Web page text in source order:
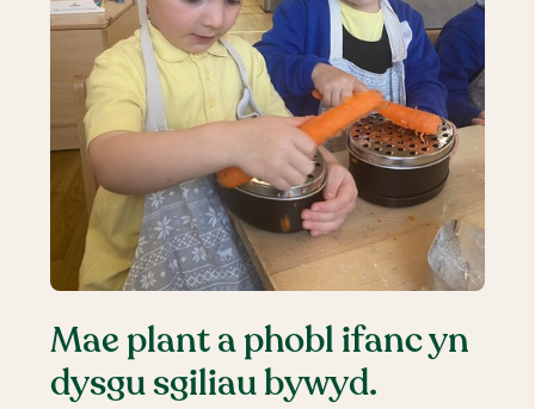
Mae plant a phobl ifanc yn
dysgu sgiliau bywyd.